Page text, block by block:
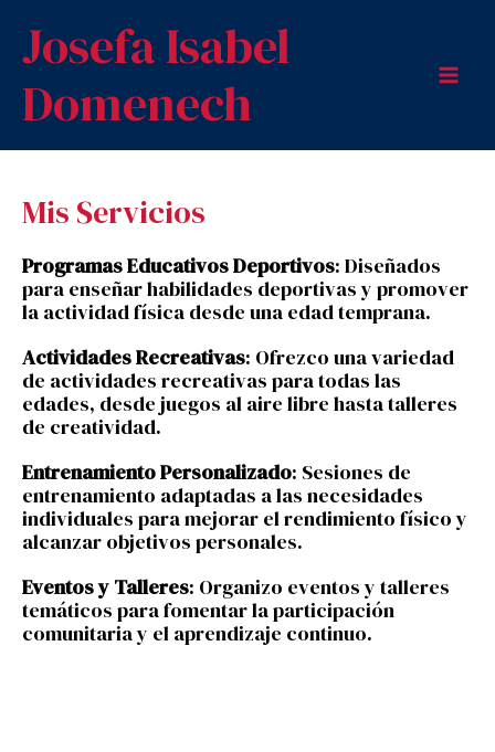
contenido
Josefa Isabel
Domenech
Mis Servicios
Programas Educativos Deportivos: Diseñados
para enseñar habilidades deportivas y promover
la actividad física desde una edad temprana.
Actividades Recreativas: Ofrezco una variedad
de actividades recreativas para todas las
edades, desde juegos al aire libre hasta talleres
de creatividad.
Entrenamiento Personalizado: Sesiones de
entrenamiento adaptadas a las necesidades
individuales para mejorar el rendimiento físico y
alcanzar objetivos personales.
Eventos y Talleres: Organizo eventos y talleres
temáticos para fomentar la participación
comunitaria y el aprendizaje continuo.